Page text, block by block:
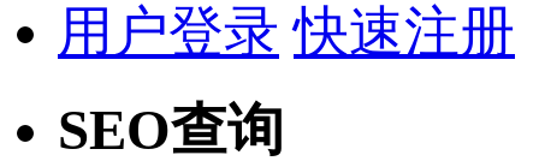
用户登录 快速注册
SEO查询